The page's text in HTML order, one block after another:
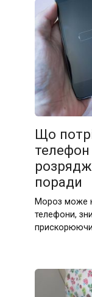
Що
поради
Мороз може
телефони,